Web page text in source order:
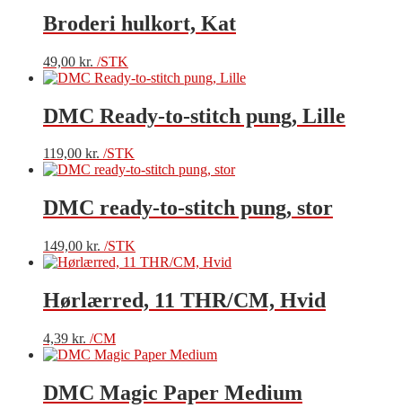
Broderi hulkort, Kat
49,00 kr. /STK
DMC Ready-to-stitch pung, Lille
119,00 kr. /STK
DMC ready-to-stitch pung, stor
149,00 kr. /STK
Hørlærred, 11 THR/CM, Hvid
4,39 kr. /CM
DMC Magic Paper Medium